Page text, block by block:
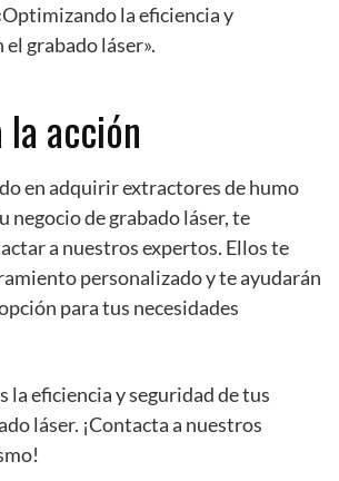
la eficiencia y
grabado láser».
la acción
en adquirir extractores de humo
negocio de grabado láser, te
a nuestros expertos. Ellos te
personalizado y te ayudarán
para tus necesidades
la eficiencia y seguridad de tus
láser. ¡Contacta a nuestros